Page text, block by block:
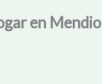
en